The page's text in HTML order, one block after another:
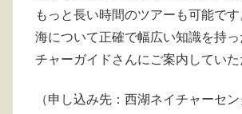
もっと長い時間のツアーも可能で
海について正確で幅広い知識を持っ
チャーガイドさんにご案内していた
（申し込み先：西湖ネイチャーセ